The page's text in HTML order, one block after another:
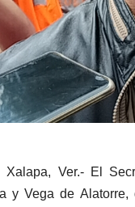
Ver.- El
y Vega de